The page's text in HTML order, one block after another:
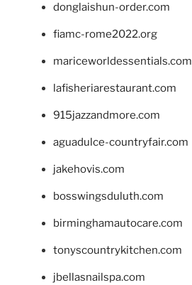
donglaishun-order.com
fiamc-rome2022.org
mariceworldessentials.com
lafisheriarestaurant.com
915jazzandmore.com
aguadulce-countryfair.com
jakehovis.com
bosswingsduluth.com
birminghamautocare.com
tonyscountrykitchen.com
jbellasnailspa.com